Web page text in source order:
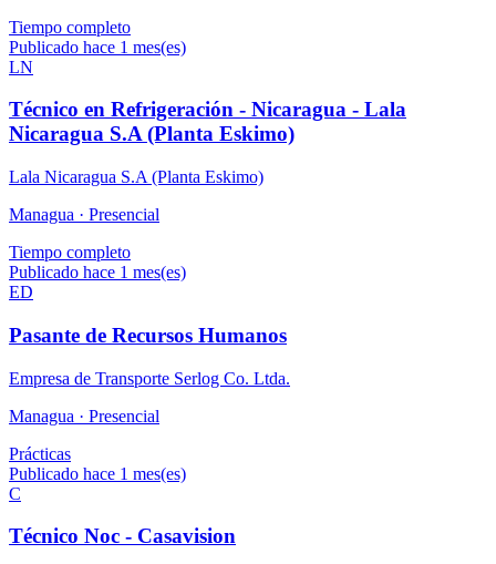
Tiempo completo
Publicado hace 1 mes(es)
LN
Técnico en Refrigeración - Nicaragua - Lala
Nicaragua S.A (Planta Eskimo)
Lala Nicaragua S.A (Planta Eskimo)
Managua · Presencial
Tiempo completo
Publicado hace 1 mes(es)
ED
Pasante de Recursos Humanos
Empresa de Transporte Serlog Co. Ltda.
Managua · Presencial
Prácticas
Publicado hace 1 mes(es)
C
Técnico Noc - Casavision